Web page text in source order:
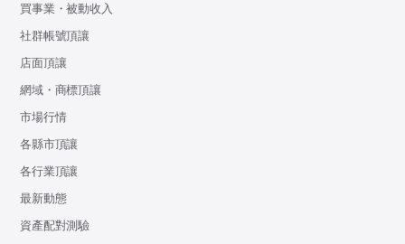
買事業・被動收入
社群帳號頂讓
店面頂讓
網域・商標頂讓
市場行情
各縣市頂讓
各行業頂讓
最新動態
資產配對測驗